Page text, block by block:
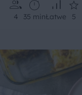
4 35 minŁatwe 5